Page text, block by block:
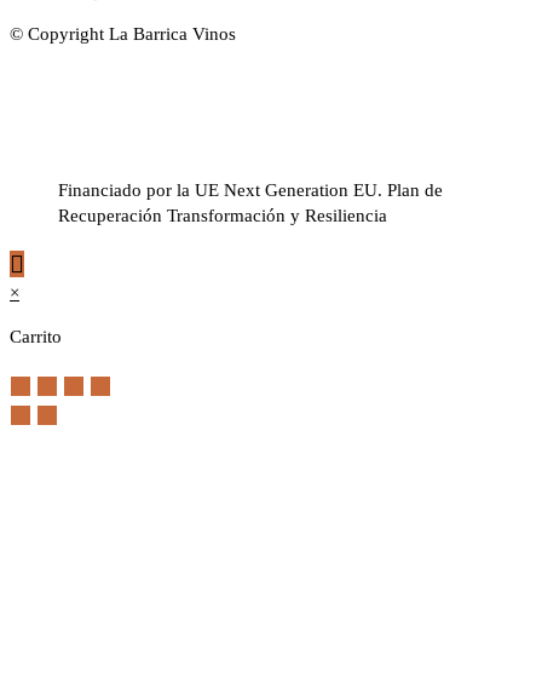
© Copyright La Barrica Vinos
Financiado por la UE Next Generation EU. Plan de
Recuperación Transformación y Resiliencia
×
Carrito